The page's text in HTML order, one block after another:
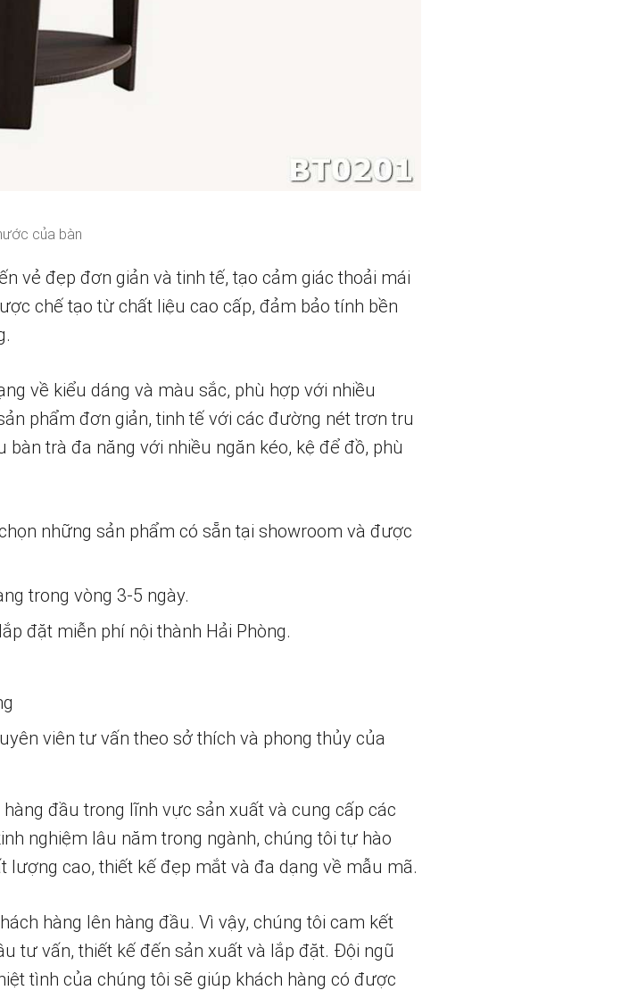
của bàn
vẻ đẹp đơn giản và tinh tế, tạo cảm giác thoải mái
chế tạo từ chất liệu cao cấp, đảm bảo tính bền
về kiểu dáng và màu sắc, phù hợp với nhiều
phẩm đơn giản, tinh tế với các đường nét trơn tru
trà đa năng với nhiều ngăn kéo, kệ để đồ, phù
những sản phẩm có sẵn tại showroom và được
trong vòng 3-5 ngày.
đặt miễn phí nội thành Hải Phòng.
viên tư vấn theo sở thích và phong thủy của
đầu trong lĩnh vực sản xuất và cung cấp các
nghiệm lâu năm trong ngành, chúng tôi tự hào
cao, thiết kế đẹp mắt và đa dạng về mẫu mã.
hàng lên hàng đầu. Vì vậy, chúng tôi cam kết
tư vấn, thiết kế đến sản xuất và lắp đặt. Đội ngũ
tình của chúng tôi sẽ giúp khách hàng có được